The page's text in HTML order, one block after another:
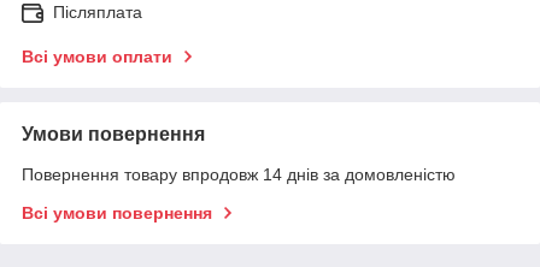
Післяплата
Всі умови оплати
Умови повернення
Повернення товару впродовж 14 днів за домовленістю
Всі умови повернення